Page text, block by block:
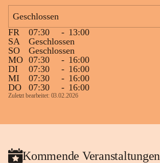
Geschlossen
FR
07:30 - 13:00
SA
Geschlossen
SO
Geschlossen
MO 07:30 - 16:00
DI
07:30 - 16:00
MI
07:30 - 16:00
DO
07:30 - 16:00
Zuletzt bearbeitet: 03.02.2026
Kommende Veranstaltungen